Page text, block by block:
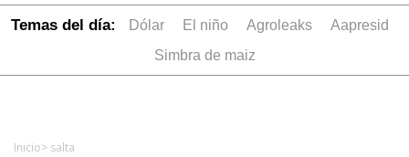
Temas del día: dólar el niño Agroleaks
aapresid
simbra de maiz
Inicio> salta